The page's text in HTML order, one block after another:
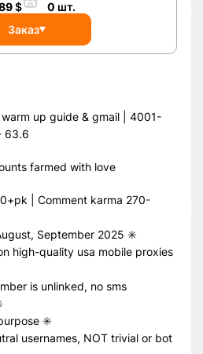
$ 0 шт.
Заказ
up guide & gmail | 4001-
63.6
farmed with love
| Comment karma 270-
September 2025 ✳️
high-quality usa mobile proxies
is unlinked, no sms
✳️
usernames, NOT trivial or bot